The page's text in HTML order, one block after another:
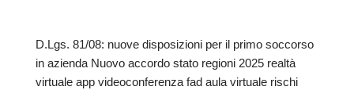
D.Lgs. 81/08: nuove disposizioni per il primo soccorso
in azienda Nuovo accordo stato regioni 2025 realtà
virtuale app videoconferenza fad aula virtuale rischi